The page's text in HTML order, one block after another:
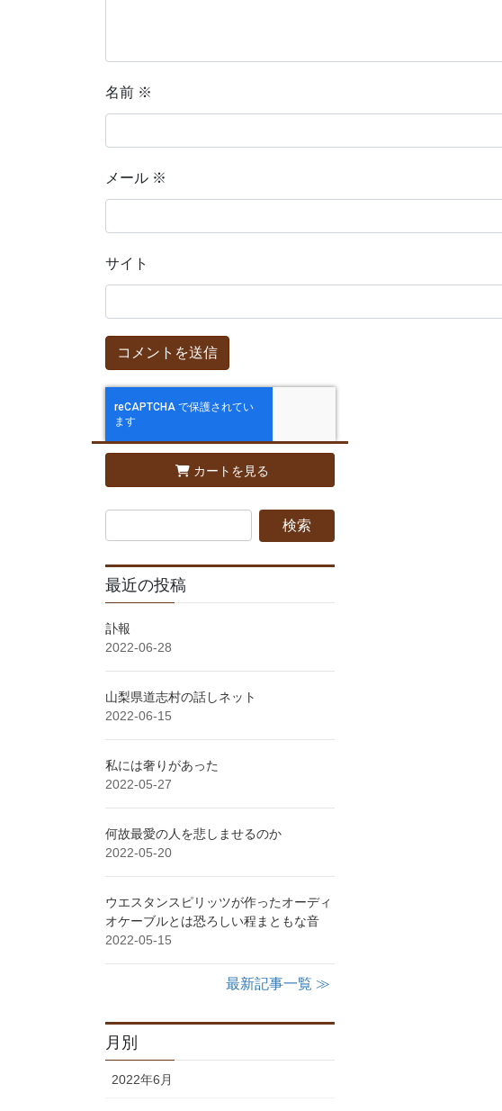
名前 ※
メール ※
サイト
カートを見る
最近の投稿
訃報
2022-06-28
山梨県道志村の話しネット
2022-06-15
私には奢りがあった
2022-05-27
何故最愛の人を悲しませるのか
2022-05-20
ウエスタンスピリッツが作ったオーディ
オケーブルとは恐ろしい程まともな音
2022-05-15
最新記事一覧 ≫
月別
2022年6月